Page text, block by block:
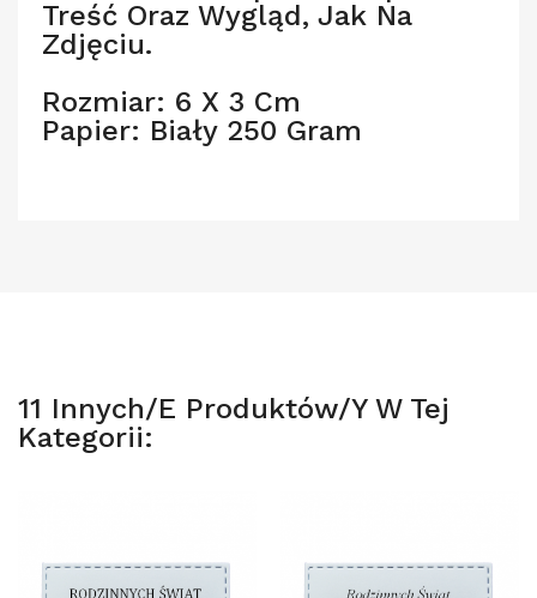
Treść Oraz Wygląd, Jak Na
Zdjęciu.
Rozmiar: 6 X 3 Cm
Papier: Biały 250 Gram
11 Innych/e Produktów/y W Tej
Kategorii: